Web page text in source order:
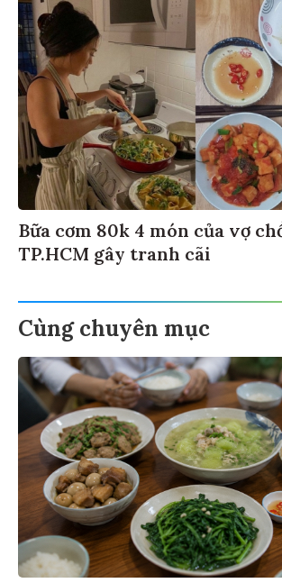
Bữa cơm 80k 4 món của vợ
TP.HCM gây tranh cãi
Cùng chuyên mục